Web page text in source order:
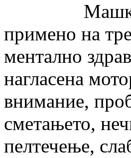
Машко
примено на
ментално
нагласена
внимание,
сметањето,
пелтечење,